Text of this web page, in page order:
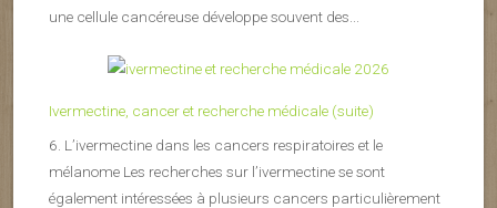
une cellule cancéreuse développe souvent des...
Ivermectine, cancer et recherche médicale (suite)
6. L’ivermectine dans les cancers respiratoires et le
mélanome Les recherches sur l’ivermectine se sont
également intéressées à plusieurs cancers particulièrement